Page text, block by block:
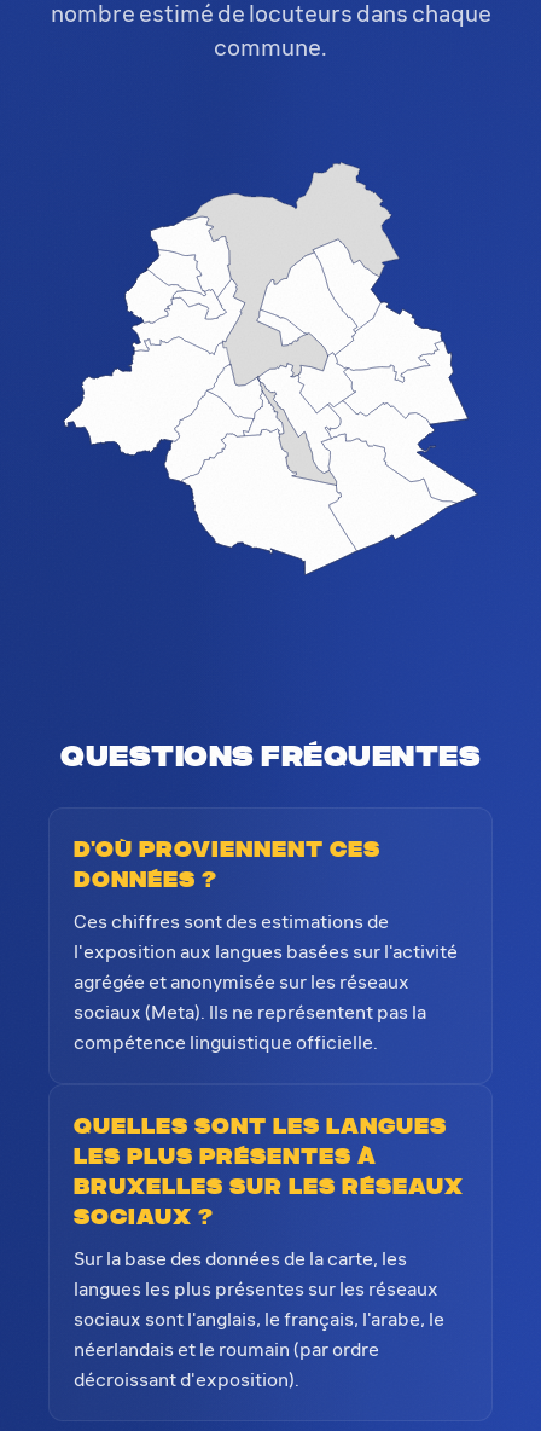
nombre estimé de locuteurs dans chaque
commune.
Questions fréquentes
D'où proviennent ces
données ?
Ces chiffres sont des estimations de
l'exposition aux langues basées sur l'activité
agrégée et anonymisée sur les réseaux
sociaux (Meta). Ils ne représentent pas la
compétence linguistique officielle.
Quelles sont les langues
les plus présentes à
Bruxelles sur les réseaux
sociaux ?
Sur la base des données de la carte, les
langues les plus présentes sur les réseaux
sociaux sont l'anglais, le français, l'arabe, le
néerlandais et le roumain (par ordre
décroissant d'exposition).